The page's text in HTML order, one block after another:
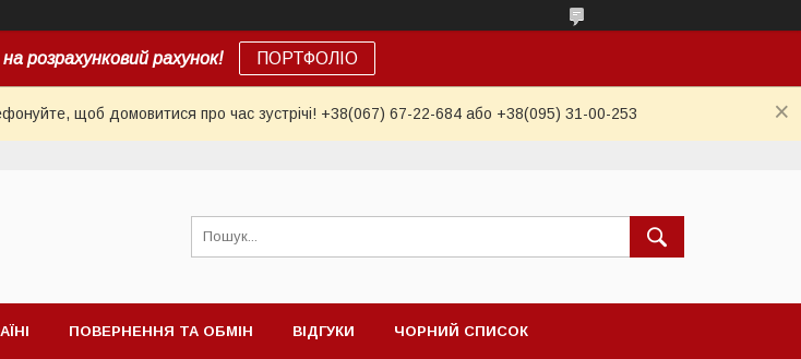
розрахунковий рахунок! ПОРТФОЛІО
щоб домовитися про час зустрічі! +38(067) 67-22-684 або +38(095) 31-00-253
ПОВЕРНЕННЯ ТА ОБМІН ВІДГУКИ ЧОРНИЙ СПИСОК